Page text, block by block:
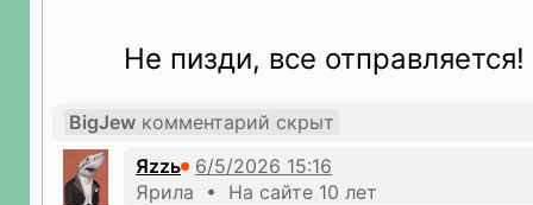
Не пизди, все отправляется!
BigJew комментарий скрыт
Яzzь
Ярила • На сайте 10 лет